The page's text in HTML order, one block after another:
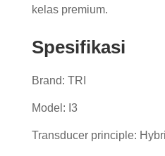
kelas premium.
Spesifikasi
Brand: TRI
Model: I3
Transducer principle: